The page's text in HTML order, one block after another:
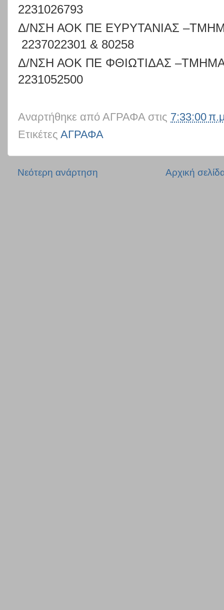
2231026793
Δ/ΝΣΗ ΑΟΚ ΠΕ ΕΥΡΥΤΑΝΙΑΣ
2237022301 & 80258
Δ/ΝΣΗ ΑΟΚ ΠΕ ΦΘΙΩΤΙΔΑΣ
2231052500
Αναρτήθηκε από ΑΓΡΑΦΑ στις 7:33:00
Ετικέτες ΑΓΡΑΦΑ
Νεότερη ανάρτηση Αρχική